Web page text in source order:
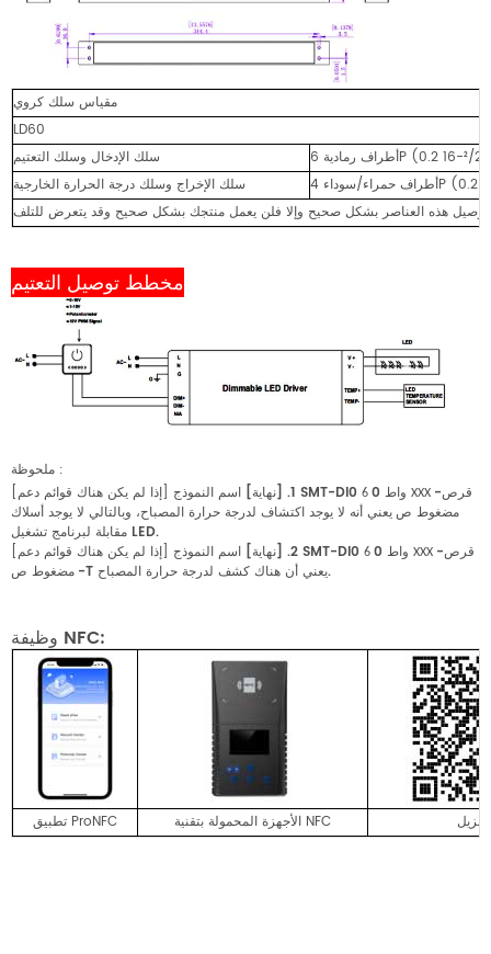
مقياس سلك كروي
LD60
سلك الإدخال وسلك التعتيم
سلك الإخراج وسلك درجة الحرارة الخارجية
مخطط توصيل التعتيم
:
[إذا لم يكن هناك قوائم دعم] 1. [نهاية] اسم النموذج SMT-DI0 6 XXX -قرص
مضغوط ص يعني أنه لا يوجد اكتشاف لدرجة حرارة المصباح، وبالتالي لا يوجد أسلاك
مقابلة لبرنامج تشغيل LED.
[إذا لم يكن هناك قوائم دعم]
2. [نهاية] اسم النموذج SMT-DI0 6 XXX -قرص
مضغوط
-T يعني أن هناك كشف لدرجة حرارة المصباح.
وظيفة NFC:
تطبيق ProNFC الأجهزة المحمولة بتقنية NFC